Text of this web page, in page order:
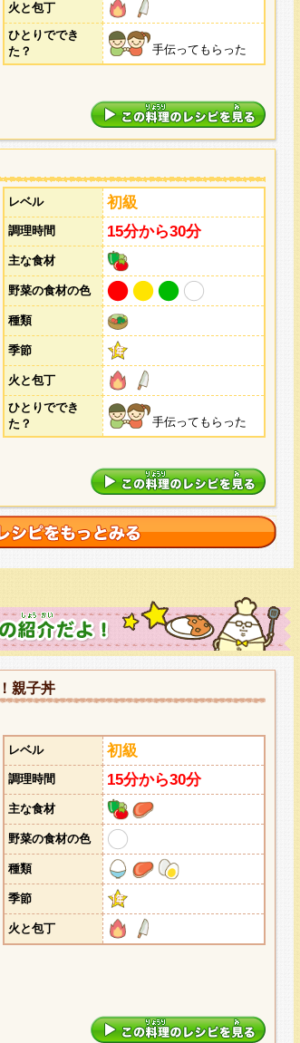
火と包丁
ひとりででき
た？
手伝ってもらった
レベル 初級
調理時間 15分から30分
主な食材
野菜の食材の色
種類
季節
火と包丁
ひとりででき
た？
手伝ってもらった
親子丼
レベル 初級
調理時間 15分から30分
主な食材
野菜の食材の色
種類
季節
火と包丁